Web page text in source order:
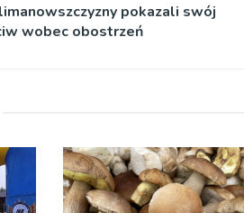
pokazali swój
wobec obostrzeń